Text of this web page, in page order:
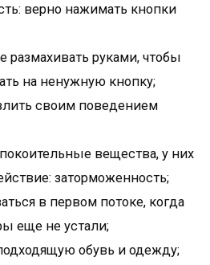
верно нажимать кнопки
размахивать руками, чтобы
на ненужную кнопку;
своим поведением
вещества, у них
заторможенность;
в первом потоке, когда
еще не устали;
обувь и одежду;